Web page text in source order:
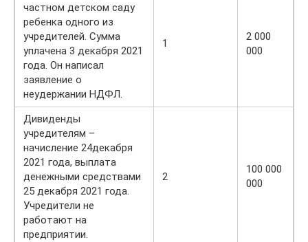
частном детском саду
ребенка одного из
учредителей. Сумма
уплачена 3 декабря 2021
года. Он написал
заявление о
неудержании НДФЛ.
1
2 000
000
Дивиденды
учредителям –
начисление 24декабря
2021 года, выплата
денежными средствами
25 декабря 2021 года.
Учредители не
работают на
предприятии.
2
100 000
000